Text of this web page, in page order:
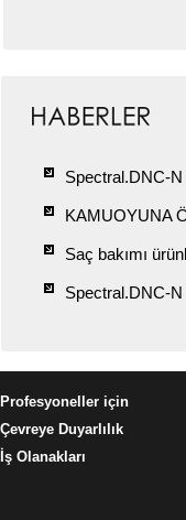
Spectral.DNC-
KAMUOYUNA
Saç bakımı
Spectral.DNC-
Profesyoneller için
Çevreye Duyarlılık
İş Olanakları